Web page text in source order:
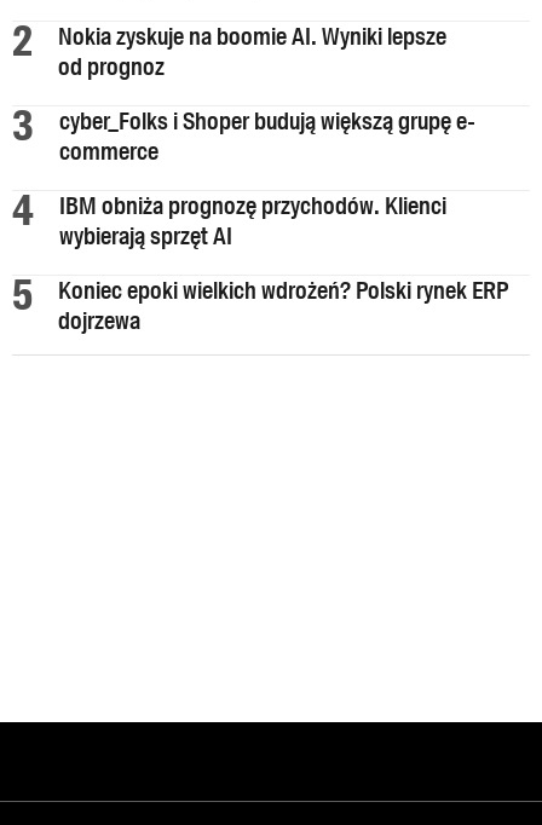
Nokia zyskuje na boomie AI. Wyniki lepsze
od prognoz
cyber_Folks i Shoper budują większą grupę e-
commerce
IBM obniża prognozę przychodów. Klienci
wybierają sprzęt AI
Koniec epoki wielkich wdrożeń? Polski rynek ERP
dojrzewa